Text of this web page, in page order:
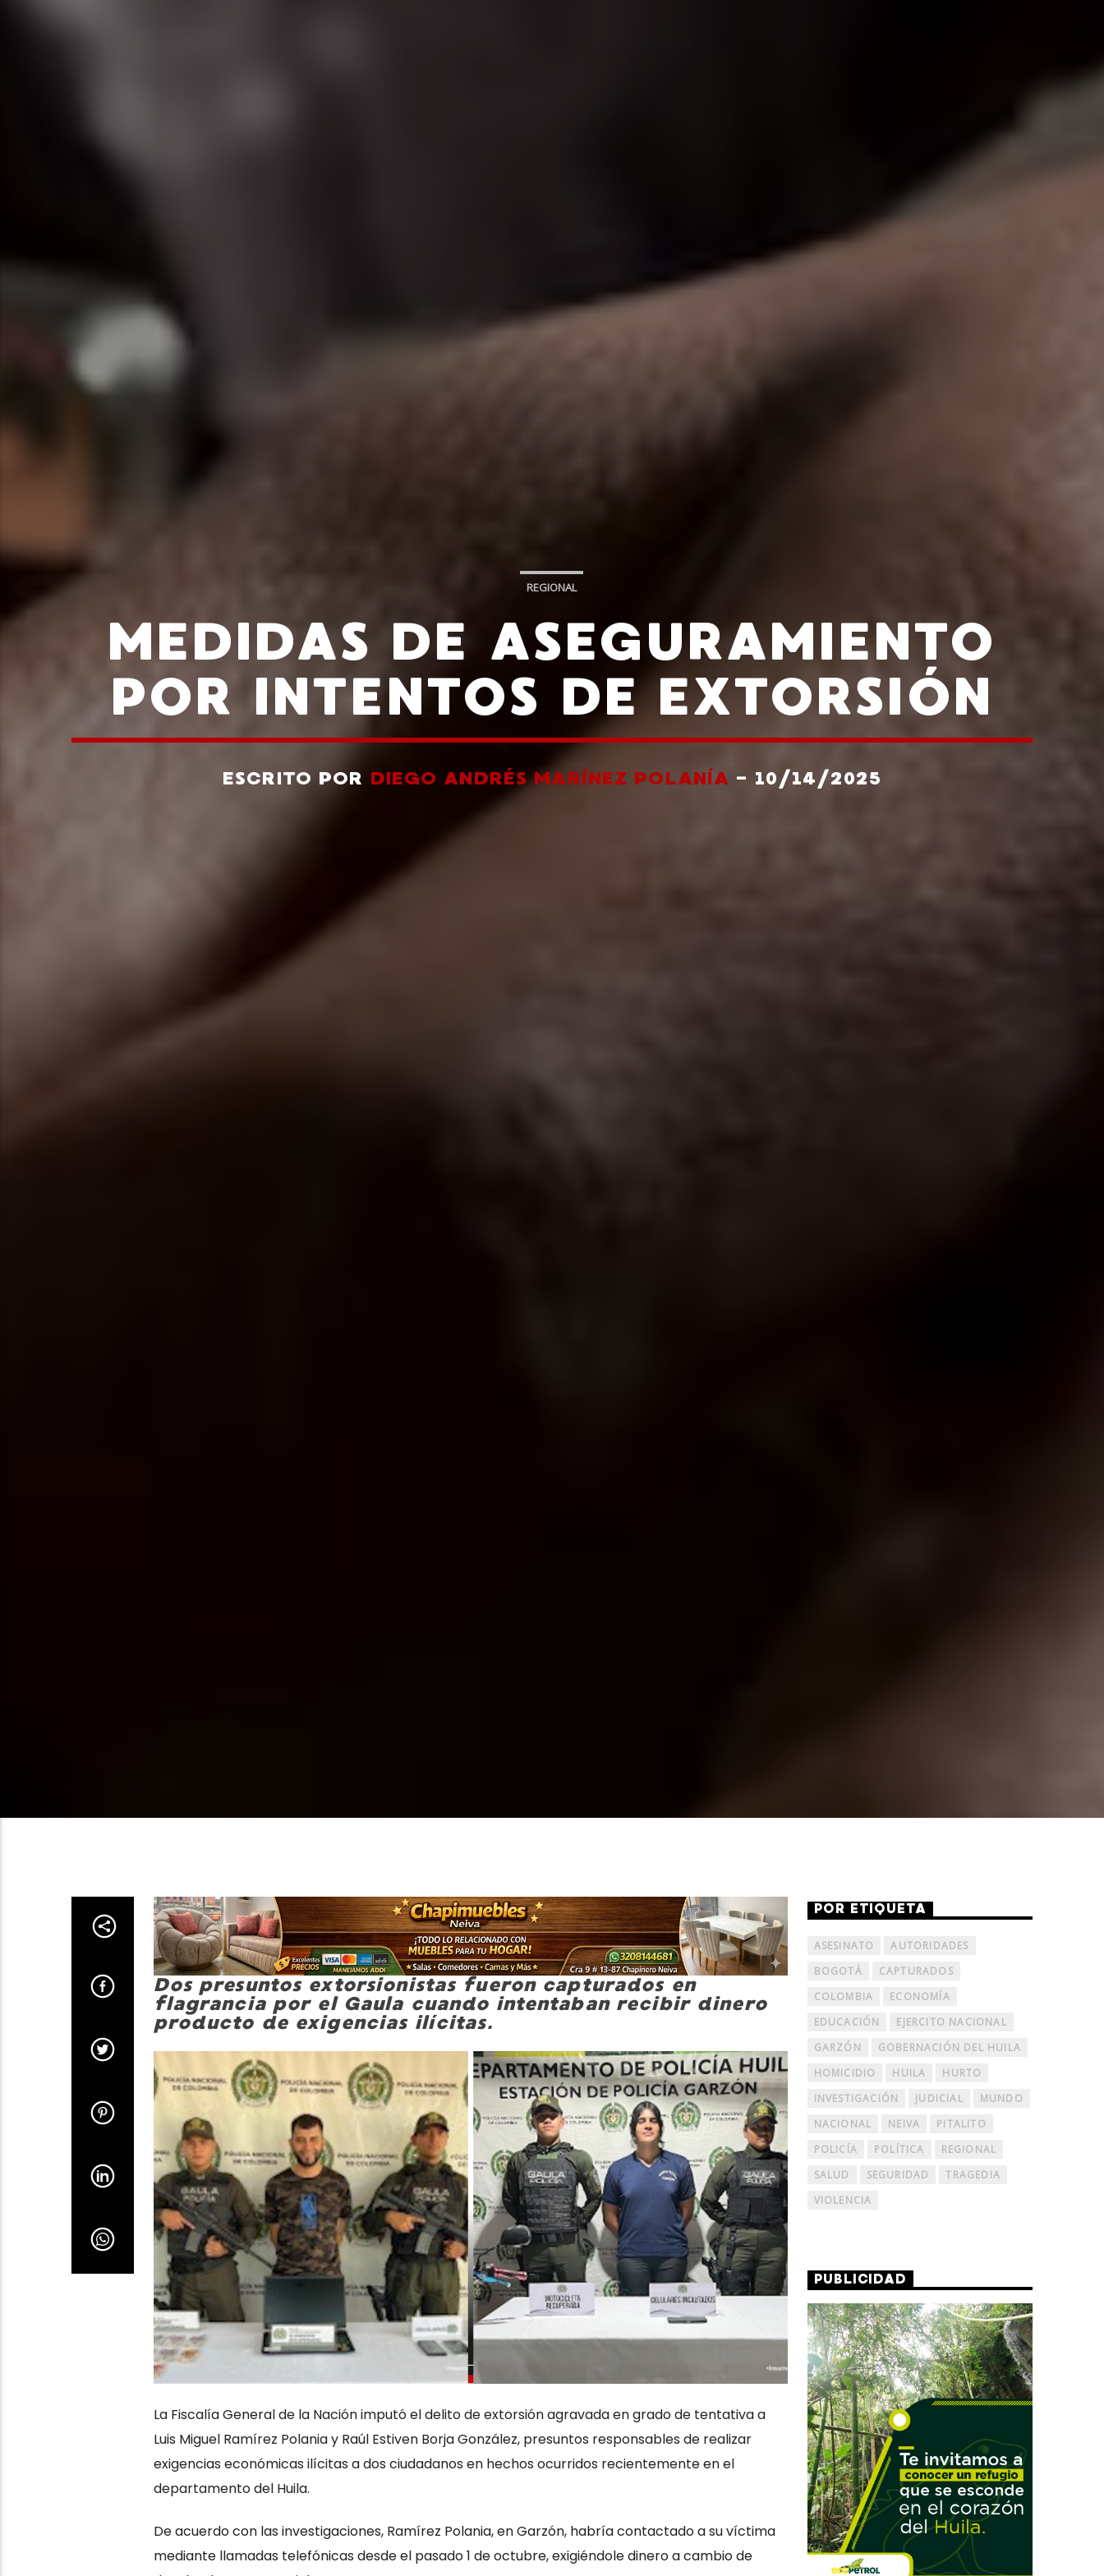
REGIONAL
MEDIDAS DE ASEGURAMIENTO
POR INTENTOS DE EXTORSIÓN
ESCRITO POR DIEGO ANDRÉS MARÍNEZ POLANÍA - 10/14/2025
Dos presuntos extorsionistas fueron capturados en
flagrancia por el Gaula cuando intentaban recibir dinero
producto de exigencias ilícitas.
La Fiscalía General de la Nación imputó el delito de extorsión agravada en grado de tentativa a
Luis Miguel Ramírez Polania y Raúl Estiven Borja González, presuntos responsables de realizar
exigencias económicas ilícitas a dos ciudadanos en hechos ocurridos recientemente en el
departamento del Huila.
De acuerdo con las investigaciones, Ramírez Polania, en Garzón, habría contactado a su víctima
mediante llamadas telefónicas desde el pasado 1 de octubre, exigiéndole dinero a cambio de
POR ETIQUETA
ASESINATO
AUTORIDADES
BOGOTÁ
CAPTURADOS
COLOMBIA
ECONOMÍA
EDUCACIÓN
EJERCITO NACIONAL
GARZÓN
GOBERNACIÓN DEL HUILA
HOMICIDIO
HUILA
HURTO
INVESTIGACIÓN
JUDICIAL
MUNDO
NACIONAL
NEIVA
PITALITO
POLICÍA
POLÍTICA
REGIONAL
SALUD
SEGURIDAD
TRAGEDIA
VIOLENCIA
PUBLICIDAD